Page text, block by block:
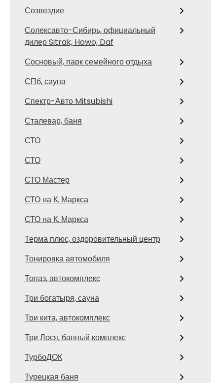
Созвездие
Солексавто-Сибирь, официальный
дилер Sitrak, Howo, Daf
Сосновый, парк семейного отдыха
СПб, сауна
Спектр-Авто Mitsubishi
Сталевар, баня
СТО
СТО
СТО Мастер
СТО на К. Маркса
СТО на К. Маркса
Терма плюс, оздоровительный центр
Тонировка автомобиля
Топаз, автокомплекс
Три богатыря, сауна
Три кита, автокомплекс
Три Лося, банный комплекс
ТурбоДОК
Турецкая баня